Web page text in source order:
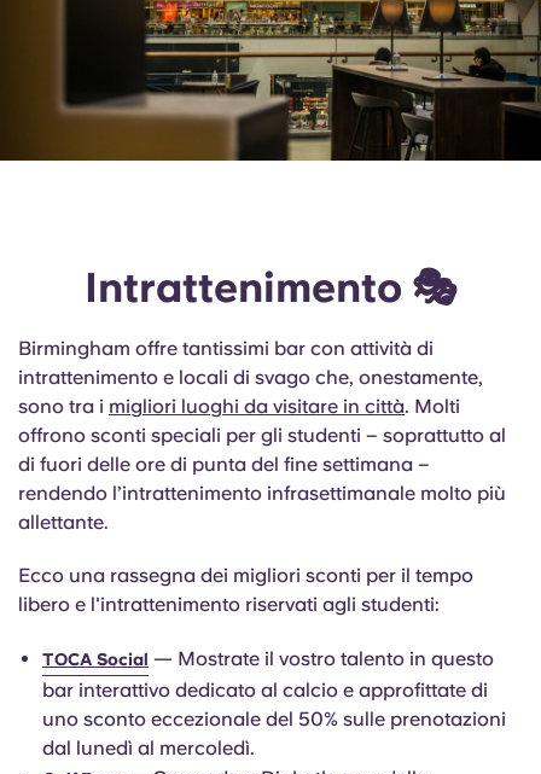
Intrattenimento 🎭
Birmingham offre tantissimi bar con attività di
intrattenimento e locali di svago che, onestamente,
sono tra i migliori luoghi da visitare in città. Molti
offrono sconti speciali per gli studenti – soprattutto al
di fuori delle ore di punta del fine settimana –
rendendo l’intrattenimento infrasettimanale molto più
allettante.
Ecco una rassegna dei migliori sconti per il tempo
libero e l'intrattenimento riservati agli studenti:
TOCA Social — Mostrate il vostro talento in questo
bar interattivo dedicato al calcio e approfittate di
uno sconto eccezionale del 50% sulle prenotazioni
dal lunedì al mercoledì.